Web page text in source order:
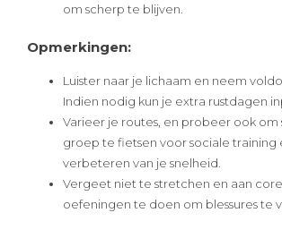
om scherp te blijven.
Opmerkingen:
Luister naar je lichaam en neem
Indien nodig kun je extra rustdagen
Varieer je routes, en probeer ook om
groep te fietsen voor sociale training
verbeteren van je snelheid.
Vergeet niet te stretchen en aan
oefeningen te doen om blessures te